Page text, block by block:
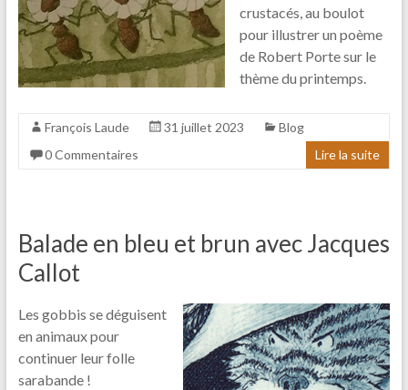
crustacés, au boulot
pour illustrer un poème
de Robert Porte sur le
thème du printemps.
François Laude 31 juillet 2023
Blog
0 Commentaires
Lire la suite
Balade en bleu et brun avec Jacques
Callot
Les gobbis se déguisent
en animaux pour
continuer leur folle
sarabande !